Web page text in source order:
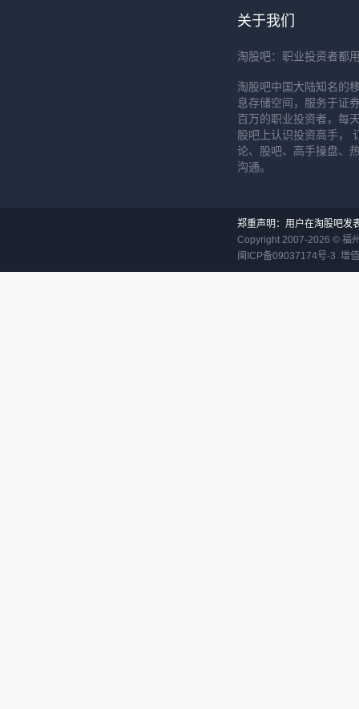
关于我们
淘股吧：职业投资者都
淘股吧中国大陆知名的
息存储空间，服务于证
百万的职业投资者，每
股吧上认识投资高手，
论、股吧、高手操盘、
沟通。
郑重声明：用户在淘股吧发
Copyright 2007-2026 © 福
闽ICP备09037174号-3 增